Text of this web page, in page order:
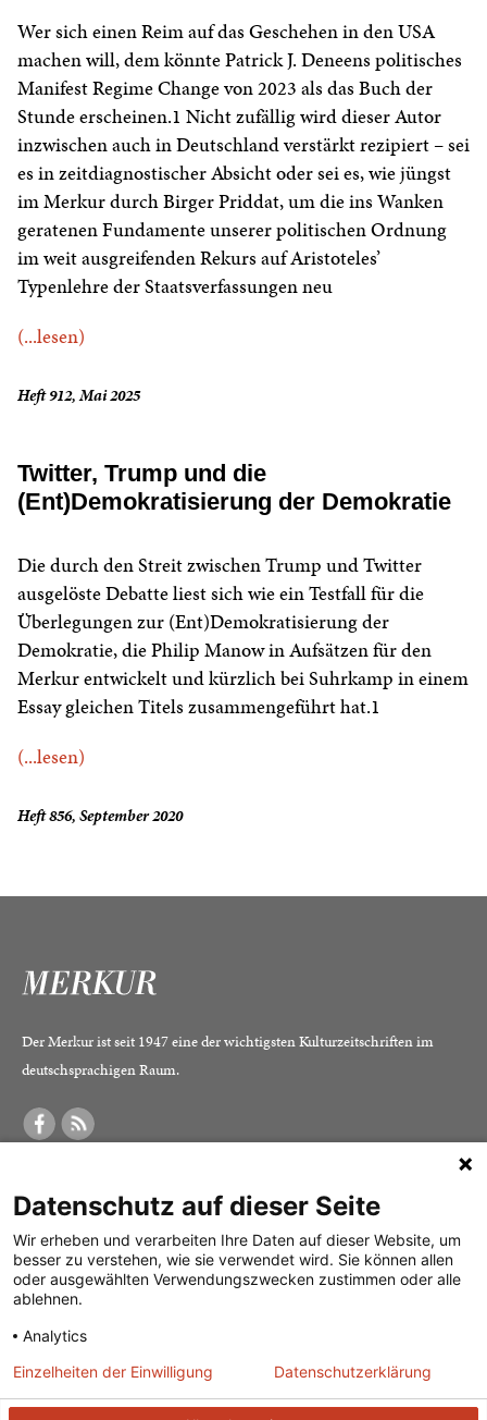
Wer sich einen Reim auf das Geschehen in den USA
machen will, dem könnte Patrick J. Deneens politisches
Manifest Regime Change von 2023 als das Buch der
Stunde erscheinen.1 Nicht zufällig wird dieser Autor
inzwischen auch in Deutschland verstärkt rezipiert – sei
es in zeitdiagnostischer Absicht oder sei es, wie jüngst
im Merkur durch Birger Priddat, um die ins Wanken
geratenen Fundamente unserer politischen Ordnung
im weit ausgreifenden Rekurs auf Aristoteles’
Typenlehre der Staatsverfassungen neu
(...lesen)
Heft 912, Mai 2025
Twitter, Trump und die
(Ent)Demokratisierung der Demokratie
Die durch den Streit zwischen Trump und Twitter
ausgelöste Debatte liest sich wie ein Testfall für die
Überlegungen zur (Ent)Demokratisierung der
Demokratie, die Philip Manow in Aufsätzen für den
Merkur entwickelt und kürzlich bei Suhrkamp in einem
Essay gleichen Titels zusammengeführt hat.1
(...lesen)
Heft 856, September 2020
Der Merkur ist seit 1947 eine der wichtigsten Kulturzeitschriften im
deutschsprachigen Raum.
Was ist der Merkur?
Herausgeber /
Redaktion
Verlag
Alle Abos im Überblick
Print-Abo
Digital-Abo
Abo kündigen
Vertrag widerrufen
Impressum
Datenschutz
Mediadaten
Datenschutz auf dieser Seite
Wir erheben und verarbeiten Ihre Daten auf dieser Website, um
besser zu verstehen, wie sie verwendet wird. Sie können allen
oder ausgewählten Verwendungszwecken zustimmen oder alle
ablehnen.
Analytics
Einzelheiten der Einwilligung Datenschutzerklärung